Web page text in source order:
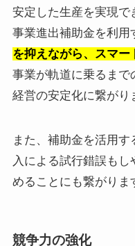
安定した生産を実現
事業進出補助金を利用
を抑えながら、スマ
事業が軌道に乗るまで
経営の安定化に繋がり
また、補助金を活用
入による試行錯誤も
めることにも繋がりま
競争力の強化